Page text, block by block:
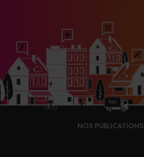
NOS PUBLICATIONS